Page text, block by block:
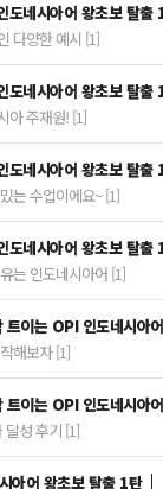
도네시아어 왕초보 탈출
다양한 예시 [1]
도네시아어 왕초보 탈출
아 주재원! [1]
도네시아어 왕초보 탈출
는 수업이에요~ [1]
도네시아어 왕초보 탈출
는 인도네시아어 [1]
트이는 OPI 인도네시아
해보자 [1]
트이는 OPI 인도네시아
달성 후기 [1]
아어 왕초보 탈출 1탄